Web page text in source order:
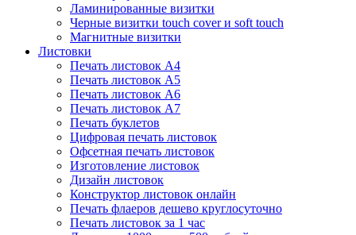
Ламинированные визитки
Черные визитки touch cover и soft touch
Магнитные визитки
Листовки
Печать листовок А4
Печать листовок А5
Печать листовок А6
Печать листовок А7
Печать буклетов
Цифровая печать листовок
Офсетная печать листовок
Изготовление листовок
Дизайн листовок
Конструктор листовок онлайн
Печать флаеров дешево круглосуточно
Печать листовок за 1 час